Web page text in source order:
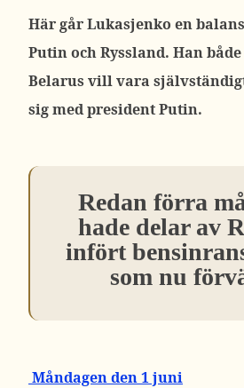
Här går Lukasjenko en
Putin och Ryssland. Han
Belarus vill vara
sig med president Putin.
Redan förra
hade delar av
infört
som nu
Måndagen den 1 juni